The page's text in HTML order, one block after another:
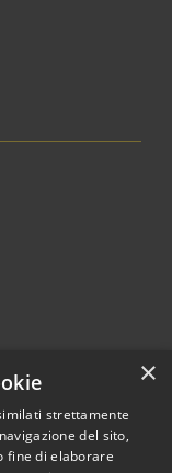
© 2026 • Comune di
×
strettamente
del sito,
fine di elaborare